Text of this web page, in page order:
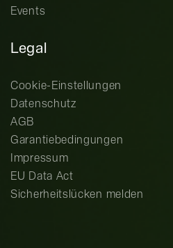
Events
Legal
Cookie-Einstellungen
Datenschutz
AGB
Garantiebedingungen
Impressum
EU Data Act
Sicherheitslücken melden